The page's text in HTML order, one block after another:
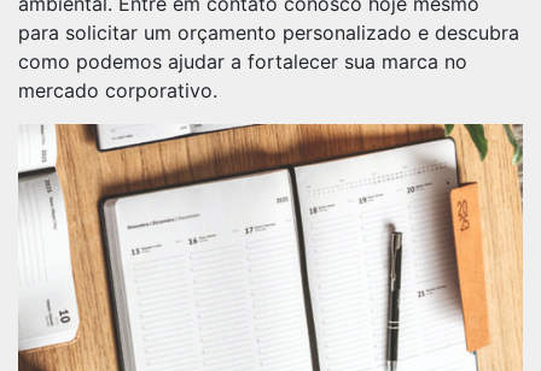
para solicitar um orçamento personalizado e descubra
como podemos ajudar a fortalecer sua marca no
mercado corporativo.